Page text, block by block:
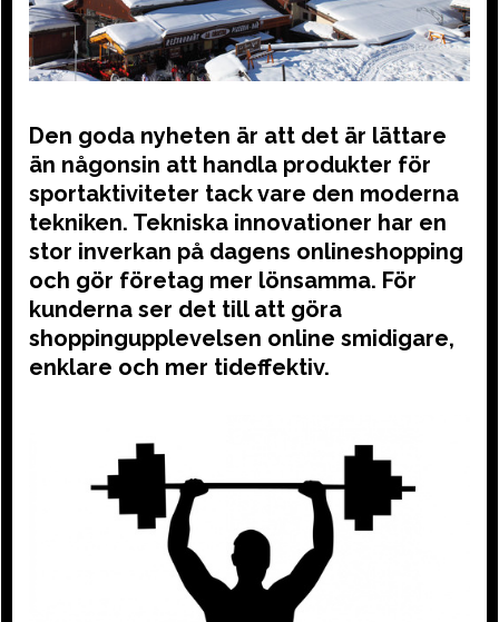
Den goda nyheten är att det är lättare
än någonsin att handla produkter för
sportaktiviteter tack vare den moderna
tekniken. Tekniska innovationer har en
stor inverkan på dagens onlineshopping
och gör företag mer lönsamma. För
kunderna ser det till att göra
shoppingupplevelsen online smidigare,
enklare och mer tideffektiv.